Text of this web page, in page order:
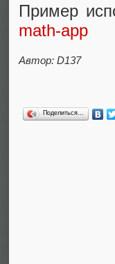
Пример
math-app
Автор: D137
Поделиться…